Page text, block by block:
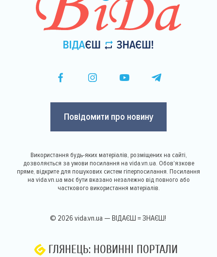
Повідомити про новину
Використання будь-яких матеріалів, розміщених на сайті,
дозволяється за умови посилання на vida.vn.ua. Обов'язкове
пряме, відкрите для пошукових систем гіперпосилання. Посилання
на vida.vn.ua має бути вказано незалежно від повного або
часткового використання матеріалів.
© 2026 vida.vn.ua — ВІДАЄШ = ЗНАЄШ!
ГЛЯНЕЦЬ: НОВИННІ ПОРТАЛИ